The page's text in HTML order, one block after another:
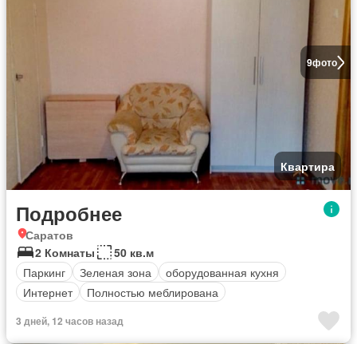
9фото
Квартира
Подробнее
Саратов
2 Комнаты
50 кв.м
Паркинг
Зеленая зона
оборудованная кухня
Интернет
Полностью меблирована
3 дней, 12 часов назад